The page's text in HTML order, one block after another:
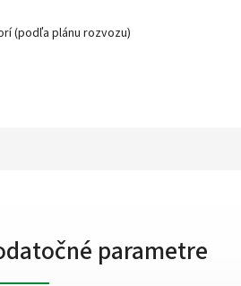
(podľa plánu rozvozu)
parametre